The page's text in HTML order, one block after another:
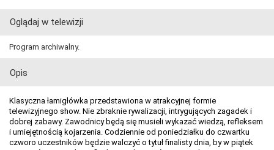
Oglądaj w telewizji
Program archiwalny.
Opis
Klasyczna łamigłówka przedstawiona w atrakcyjnej formie
telewizyjnego show. Nie zbraknie rywalizacji, intrygujących zagadek i
dobrej zabawy. Zawodnicy będą się musieli wykazać wiedzą, refleksem
i umiejętnością kojarzenia. Codziennie od poniedziałku do czwartku
czworo uczestników będzie walczyć o tytuł finalisty dnia, by w piątek